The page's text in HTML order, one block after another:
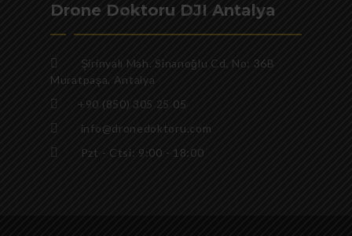
Drone Doktoru DJI Antalya
Şirinyalı Mah. Sinanoğlu Cd, No: 36B
Muratpaşa, Antalya
+90 (850) 305 25 05
info@dronedoktoru.com
Pzt - Ctsi: 9:00 - 18:00